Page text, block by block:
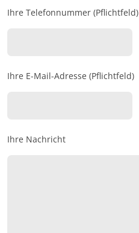
Ihre Telefonnummer (Pflichtfeld)
Ihre E-Mail-Adresse (Pflichtfeld)
Ihre Nachricht